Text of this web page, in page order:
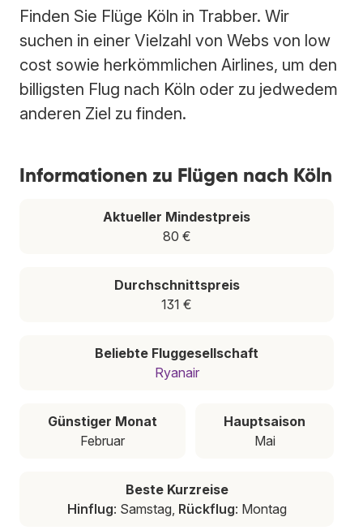
Finden Sie Flüge Köln in Trabber. Wir
suchen in einer Vielzahl von Webs von low
cost sowie herkömmlichen Airlines, um den
billigsten Flug nach Köln oder zu jedwedem
anderen Ziel zu finden.
Informationen zu Flügen nach Köln
Aktueller Mindestpreis
80 €
Durchschnittspreis
131 €
Beliebte Fluggesellschaft
Ryanair
Günstiger Monat
Februar
Hauptsaison
Mai
Beste Kurzreise
Hinflug: Samstag, Rückflug: Montag